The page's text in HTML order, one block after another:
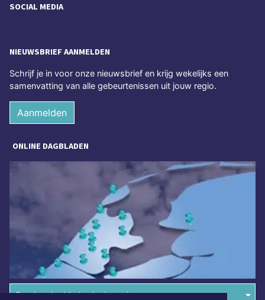
SOCIAL MEDIA
NIEUWSBRIEF AANMELDEN
Schrijf je in voor onze nieuwsbrief en krijg wekelijks een
samenvatting van alle gebeurtenissen uit jouw regio.
Aanmelden
ONLINE DAGBLADEN
Overige dagbladen in de regio